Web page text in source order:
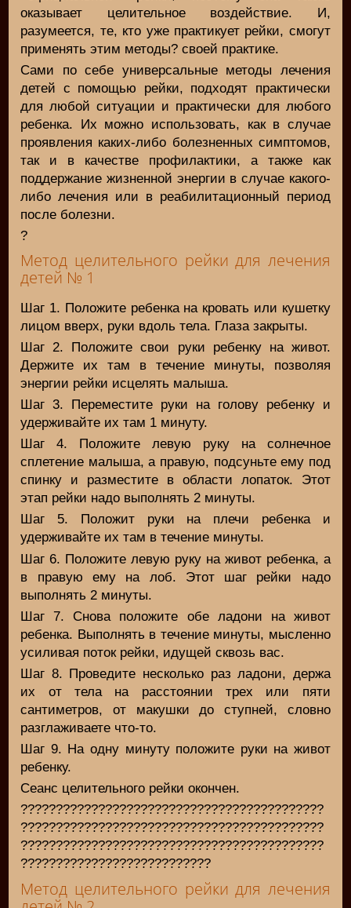
оказывает целительное воздействие. И,
разумеется, те, кто уже практикует рейки, смогут
применять этим методы? своей практике.
Сами по себе универсальные методы лечения
детей с помощью рейки, подходят практически
для любой ситуации и практически для любого
ребенка. Их можно использовать, как в случае
проявления каких-либо болезненных симптомов,
так и в качестве профилактики, а также как
поддержание жизненной энергии в случае какого-
либо лечения или в реабилитационный период
после болезни.
?
Метод целительного рейки для лечения
детей № 1
Шаг 1. Положите ребенка на кровать или кушетку
лицом вверх, руки вдоль тела. Глаза закрыты.
Шаг 2. Положите свои руки ребенку на живот.
Держите их там в течение минуты, позволяя
энергии рейки исцелять малыша.
Шаг 3. Переместите руки на голову ребенку и
удерживайте их там 1 минуту.
Шаг 4. Положите левую руку на солнечное
сплетение малыша, а правую, подсуньте ему под
спинку и разместите в области лопаток. Этот
этап рейки надо выполнять 2 минуты.
Шаг 5. Положит руки на плечи ребенка и
удерживайте их там в течение минуты.
Шаг 6. Положите левую руку на живот ребенка, а
в правую ему на лоб. Этот шаг рейки надо
выполнять 2 минуты.
Шаг 7. Снова положите обе ладони на живот
ребенка. Выполнять в течение минуты, мысленно
усиливая поток рейки, идущей сквозь вас.
Шаг 8. Проведите несколько раз ладони, держа
их от тела на расстоянии трех или пяти
сантиметров, от макушки до ступней, словно
разглаживаете что-то.
Шаг 9. На одну минуту положите руки на живот
ребенку.
Сеанс целительного рейки окончен.
???????????????????????????????????????????
???????????????????????????????????????????
???????????????????????????????????????????
???????????????????????????
Метод целительного рейки для лечения